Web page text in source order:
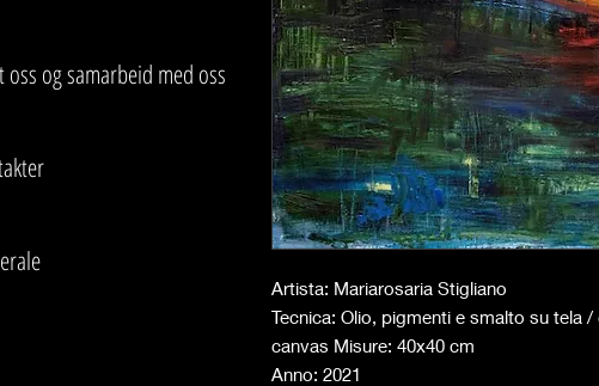
Artista: Mariarosaria Stigliano
Tecnica: Olio, pigmenti e smalto su tela
canvas Misure: 40x40 cm
Anno: 2021
oss og samarbeid med oss